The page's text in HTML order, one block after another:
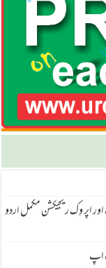
اپر وِک ریجیکشن مکمل اردو